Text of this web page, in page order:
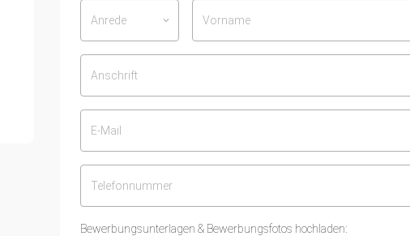
Anrede keyboard_arrow_down
Bewerbungsunterlagen & Bewerbungsfotos hochladen: